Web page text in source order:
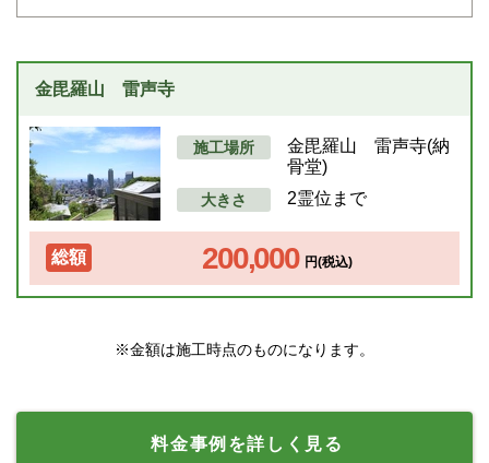
金毘羅山 雷声寺
施工場所
金毘羅山 雷声寺(納
骨堂)
大きさ 2霊位まで
総額 200,000 円(税込)
※金額は施工時点のものになります。
料金事例を詳しく見る